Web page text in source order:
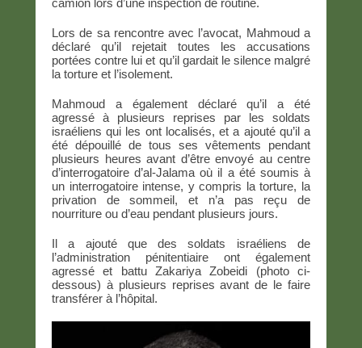
camion lors d’une inspection de routine.
Lors de sa rencontre avec l’avocat, Mahmoud a
déclaré qu’il rejetait toutes les accusations
portées contre lui et qu’il gardait le silence malgré
la torture et l’isolement.
Mahmoud a également déclaré qu’il a été
agressé à plusieurs reprises par les soldats
israéliens qui les ont localisés, et a ajouté qu’il a
été dépouillé de tous ses vêtements pendant
plusieurs heures avant d’être envoyé au centre
d’interrogatoire d’al-Jalama où il a été soumis à
un interrogatoire intense, y compris la torture, la
privation de sommeil, et n’a pas reçu de
nourriture ou d’eau pendant plusieurs jours.
Il a ajouté que des soldats israéliens de
l’administration pénitentiaire ont également
agressé et battu Zakariya Zobeidi (photo ci-
dessous) à plusieurs reprises avant de le faire
transférer à l’hôpital.